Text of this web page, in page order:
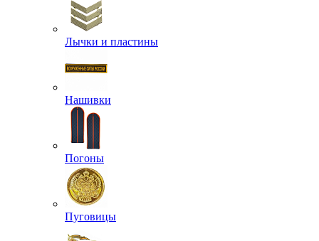
Лычки и пластины
Нашивки
Погоны
Пуговицы